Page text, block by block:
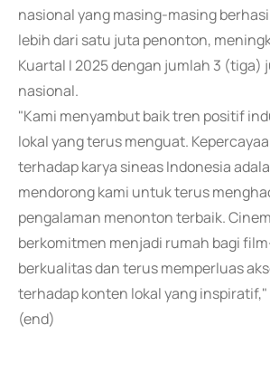
nasional yang masing-masing
lebih dari satu juta penonton,
Kuartal I 2025 dengan jumlah 3 (tiga)
nasional.
"Kami menyambut baik tren positif
lokal yang terus menguat.
terhadap karya sineas Indonesia
mendorong kami untuk terus
pengalaman menonton terbaik.
berkomitmen menjadi rumah bagi
berkualitas dan terus memperluas
terhadap konten lokal yang
(end)